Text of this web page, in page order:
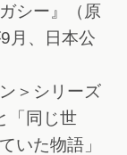
シー』（原
月、日本公
＞シリーズ
「同じ世
いた物語」